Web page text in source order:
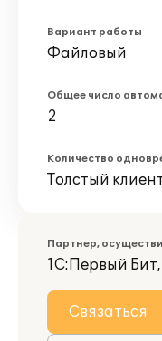
Вариант работы
Файловый
Общее число
2
Количество
Толстый
Партнер,
1С:Первый
Связаться